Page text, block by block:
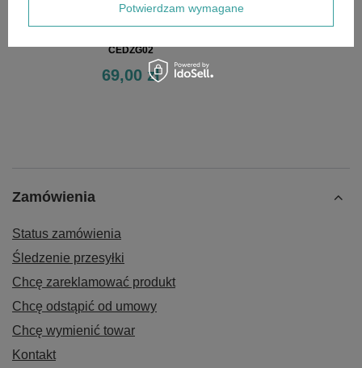
CEDZG02
69,00 zł
Zamówienia
Status zamówienia
Śledzenie przesyłki
Chcę zareklamować produkt
Chcę odstąpić od umowy
Chcę wymienić towar
Kontakt
Potwierdzam wymagane